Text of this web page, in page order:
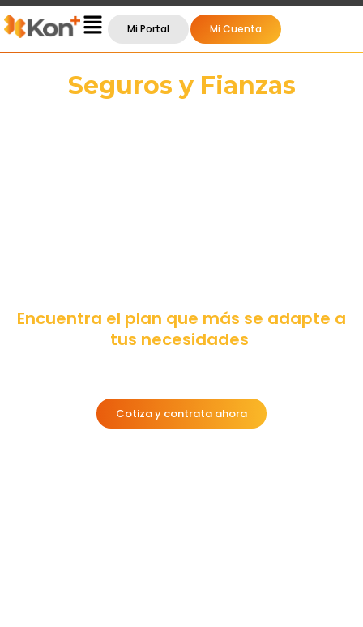
Main
Menu
Mi Portal Mi Cuenta
Seguros y Fianzas
Encuentra el plan que más se adapte a
tus necesidades
Cotiza y contrata ahora